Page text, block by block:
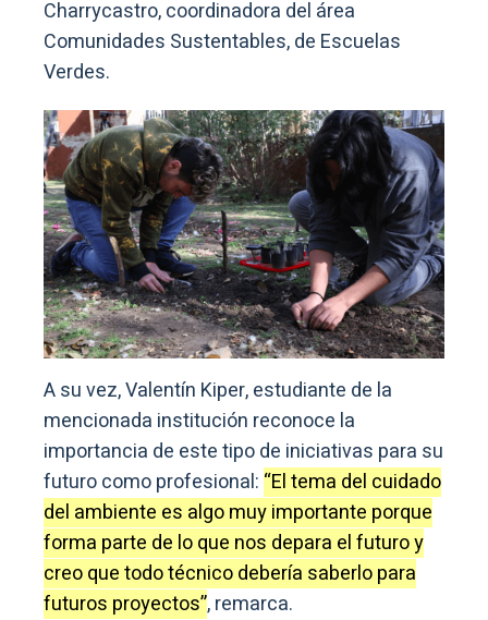
Charrycastro, coordinadora del área
Comunidades Sustentables, de Escuelas
Verdes.
A su vez, Valentín Kiper, estudiante de la
mencionada institución reconoce la
importancia de este tipo de iniciativas para su
futuro como profesional: “El tema del cuidado
del ambiente es algo muy importante porque
forma parte de lo que nos depara el futuro y
creo que todo técnico debería saberlo para
futuros proyectos”, remarca.